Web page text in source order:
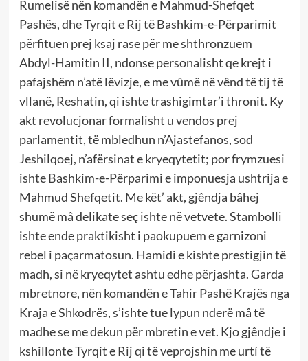
Rumelisë nën komandën e Mahmud-Shefqet
Pashës, dhe Tyrqit e Rij të Bashkim-e-Përparimit
përfituen prej ksaj rase për me shthronzuem
Abdyl-Hamitin II, ndonse personalisht qe krejt i
pafajshëm n’atë lëvizje, e me vûmë në vênd të tij të
vllanë, Reshatin, qi ishte trashigimtar’i thronit. Ky
akt revolucjonar formalisht u vendos prej
parlamentit, të mbledhun n’Ajastefanos, sod
Jeshilqoej, n’afërsinat e kryeqytetit; por frymzuesi
ishte Bashkim-e-Përparimi e imponuesja ushtrija e
Mahmud Shefqetit. Me kët’ akt, gjêndja bâhej
shumë mâ delikate seç ishte në vetvete. Stambolli
ishte ende praktikisht i paokupuem e garnizoni
rebel i paçarmatosun. Hamidi e kishte prestigjin të
madh, si në kryeqytet ashtu edhe përjashta. Garda
mbretnore, nën komandën e Tahir Pashë Krajës nga
Kraja e Shkodrës, s’ishte tue lypun nderë mâ të
madhe se me dekun për mbretin e vet. Kjo gjêndje i
kshillonte Tyrqit e Rij qi të veprojshin me urtí të